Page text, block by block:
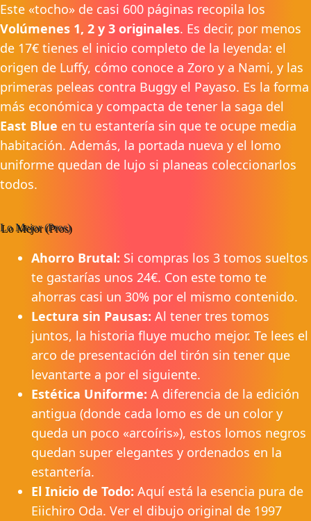
Este «tocho» de casi 600 páginas recopila los
Volúmenes 1, 2 y 3 originales. Es decir, por menos
de 17€ tienes el inicio completo de la leyenda: el
origen de Luffy, cómo conoce a Zoro y a Nami, y las
primeras peleas contra Buggy el Payaso. Es la forma
más económica y compacta de tener la saga del
East Blue en tu estantería sin que te ocupe media
habitación. Además, la portada nueva y el lomo
uniforme quedan de lujo si planeas coleccionarlos
todos.
Lo Mejor (Pros)
Ahorro Brutal: Si compras los 3 tomos sueltos
te gastarías unos 24€. Con este tomo te
ahorras casi un 30% por el mismo contenido.
Lectura sin Pausas: Al tener tres tomos
juntos, la historia fluye mucho mejor. Te lees el
arco de presentación del tirón sin tener que
levantarte a por el siguiente.
Estética Uniforme: A diferencia de la edición
antigua (donde cada lomo es de un color y
queda un poco «arcoíris»), estos lomos negros
quedan super elegantes y ordenados en la
estantería.
El Inicio de Todo: Aquí está la esencia pura de
Eiichiro Oda. Ver el dibujo original de 1997